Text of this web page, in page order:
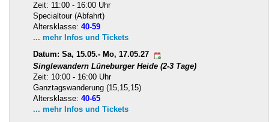
Zeit: 11:00 - 16:00 Uhr
Specialtour (Abfahrt)
Altersklasse: 40-59
... mehr Infos und Tickets
Datum: Sa, 15.05.- Mo, 17.05.27
Singlewandern Lüneburger Heide (2-3 Tage)
Zeit: 10:00 - 16:00 Uhr
Ganztagswanderung (15,15,15)
Altersklasse: 40-65
... mehr Infos und Tickets